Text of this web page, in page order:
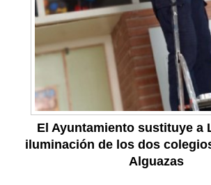
El Ayuntamiento sustituye a
iluminación de los dos
Alguazas